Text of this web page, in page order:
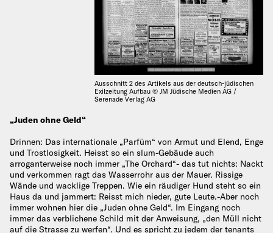
Ausschnitt 2 des Artikels aus der deutsch-jüdischen
Exilzeitung Aufbau © JM Jüdische Medien AG /
Serenade Verlag AG
„Juden ohne Geld“
Drinnen: Das internationale „Parfüm“ von Armut und Elend, Enge
und Trostlosigkeit. Heisst so ein slum-Gebäude auch
arroganterweise noch immer „The Orchard“- das tut nichts: Nackt
und verkommen ragt das Wasserrohr aus der Mauer. Rissige
Wände und wacklige Treppen. Wie ein räudiger Hund steht so ein
Haus da und jammert: Reisst mich nieder, gute Leute.-Aber noch
immer wohnen hier die „Juden ohne Geld“. Im Eingang noch
immer das verblichene Schild mit der Anweisung, „den Müll nicht
auf die Strasse zu werfen“. Und es spricht zu jedem der tenants